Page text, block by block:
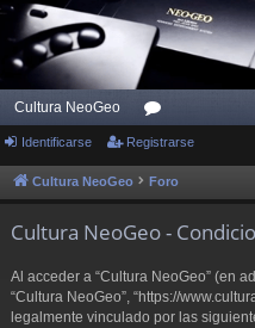
Cultura NeoGeo
or
os
Identificarse Registrarse
Cultura NeoGeo Foro
Cultura NeoGeo -
Al acceder a “Cultura NeoGeo” (en
“Cultura NeoGeo”, “https://
legalmente vinculado por las